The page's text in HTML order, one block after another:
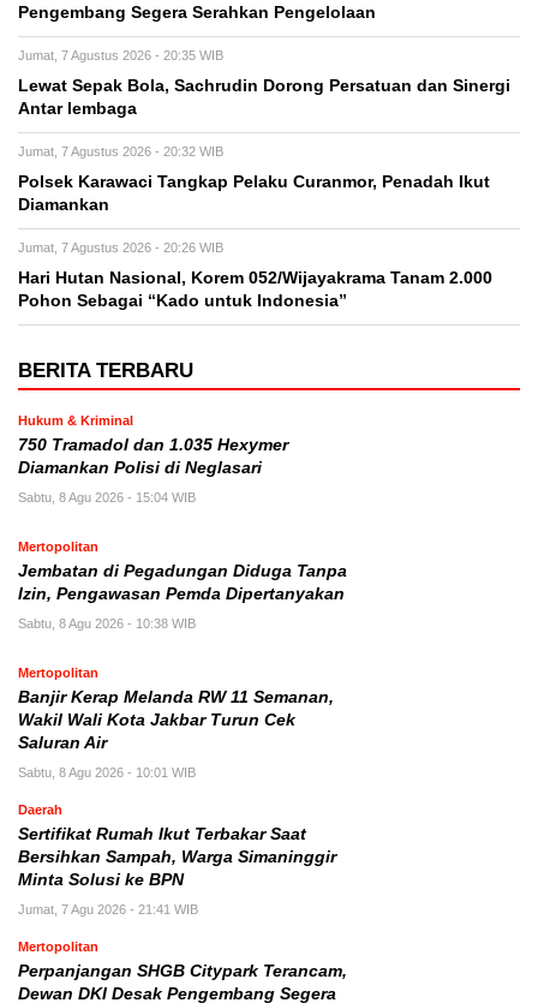
Pengembang Segera Serahkan Pengelolaan
Jumat, 7 Agustus 2026 - 20:35 WIB
Lewat Sepak Bola, Sachrudin Dorong Persatuan dan Sinergi
Antar lembaga
Jumat, 7 Agustus 2026 - 20:32 WIB
Polsek Karawaci Tangkap Pelaku Curanmor, Penadah Ikut
Diamankan
Jumat, 7 Agustus 2026 - 20:26 WIB
Hari Hutan Nasional, Korem 052/Wijayakrama Tanam 2.000
Pohon Sebagai “Kado untuk Indonesia”
BERITA TERBARU
Hukum & Kriminal
750 Tramadol dan 1.035 Hexymer
Diamankan Polisi di Neglasari
Sabtu, 8 Agu 2026 - 15:04 WIB
Mertopolitan
Jembatan di Pegadungan Diduga Tanpa
Izin, Pengawasan Pemda Dipertanyakan
Sabtu, 8 Agu 2026 - 10:38 WIB
Mertopolitan
Banjir Kerap Melanda RW 11 Semanan,
Wakil Wali Kota Jakbar Turun Cek
Saluran Air
Sabtu, 8 Agu 2026 - 10:01 WIB
Daerah
Sertifikat Rumah Ikut Terbakar Saat
Bersihkan Sampah, Warga Simaninggir
Minta Solusi ke BPN
Jumat, 7 Agu 2026 - 21:41 WIB
Mertopolitan
Perpanjangan SHGB Citypark Terancam,
Dewan DKI Desak Pengembang Segera